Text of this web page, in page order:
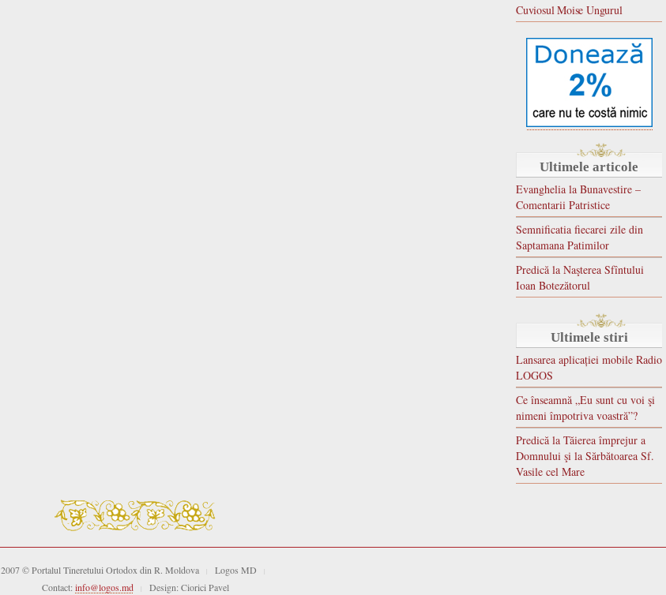
Cuviosul Moise Ungurul
Ultimele articole
Evanghelia la Bunavestire –
Comentarii Patristice
Semnificatia fiecarei zile din
Saptamana Patimilor
Predică la Naşterea Sfîntului
Ioan Botezătorul
Ultimele stiri
Lansarea aplicației mobile Radio
LOGOS
Ce înseamnă „Eu sunt cu voi şi
nimeni împotriva voastră”?
Predică la Tăierea împrejur a
Domnului şi la Sărbătoarea Sf.
Vasile cel Mare
2007 © Portalul Tineretului Ortodox din R. Moldova Logos MD
Contact: info@logos.md Design: Ciorici Pavel